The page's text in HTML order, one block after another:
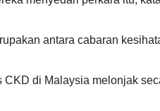
e
antara cabaran
CKD di Malaysia melonjak